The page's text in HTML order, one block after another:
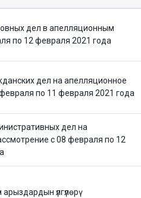
дел в апелляционным
по 12 февраля 2021 года
дел на апелляционное
по 11 февраля 2021 года
дел на
с 08 февраля по 12
үлгүлөрү